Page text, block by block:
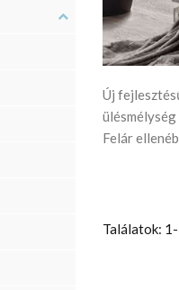
Új
Felár
Találatok: